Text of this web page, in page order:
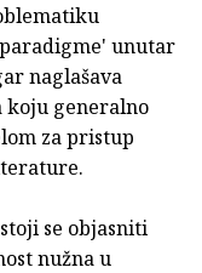
unutar
naglašava
koju generalno
za pristup
se objasniti
nužna u